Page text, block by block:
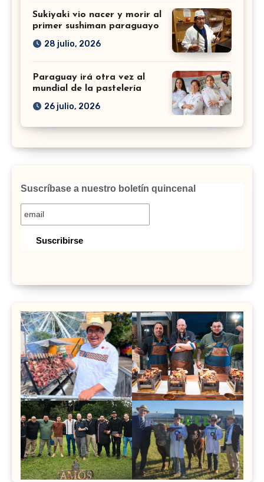
Sukiyaki vio nacer y morir al
primer sushiman paraguayo
28 julio, 2026
Paraguay irá otra vez al
mundial de la pastelería
26 julio, 2026
Suscríbase a nuestro boletín quincenal